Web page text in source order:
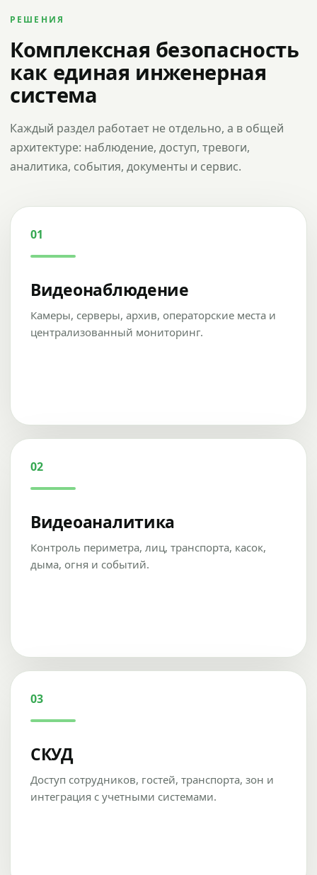
РЕШЕНИЯ
Комплексная безопасность
как единая инженерная
система
Каждый раздел работает не отдельно, а в общей
архитектуре: наблюдение, доступ, тревоги,
аналитика, события, документы и сервис.
01
Видеонаблюдение
Камеры, серверы, архив, операторские места и
централизованный мониторинг.
02
Видеоаналитика
Контроль периметра, лиц, транспорта, касок,
дыма, огня и событий.
03
СКУД
Доступ сотрудников, гостей, транспорта, зон и
интеграция с учетными системами.